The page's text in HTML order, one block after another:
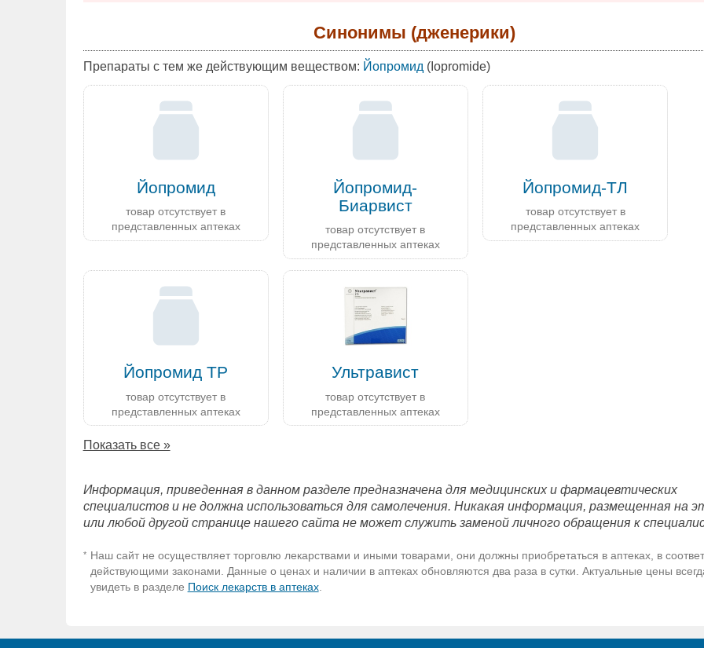
Синонимы (дженерики)
Препараты с тем же действующим веществом: Йопромид(Iopromide)
Йопромид
товар отсутствует в
представленных аптеках
Йопромид-
Биарвист
товар отсутствует в
представленных аптеках
Йопромид-ТЛ
товар отсутствует в
представленных аптеках
Йопромид ТР
товар отсутствует в
представленных аптеках
Ультравист
товар отсутствует в
представленных аптеках
Показать все »
Информация, приведенная в данном разделе предназначена для медицинских и фармацевтических
специалистов и не должна использоваться для самолечения. Никакая информация, размещенная на
или любой другой странице нашего сайта не может служить заменой личного обращения к
* Наш сайт не осуществляет торговлю лекарствами и иными товарами, они должны приобретаться в аптеках, в
действующими законами. Данные о ценах и наличии в аптеках обновляются два раза в сутки. Актуальные цены
увидеть в разделе Поиск лекарств в аптеках.